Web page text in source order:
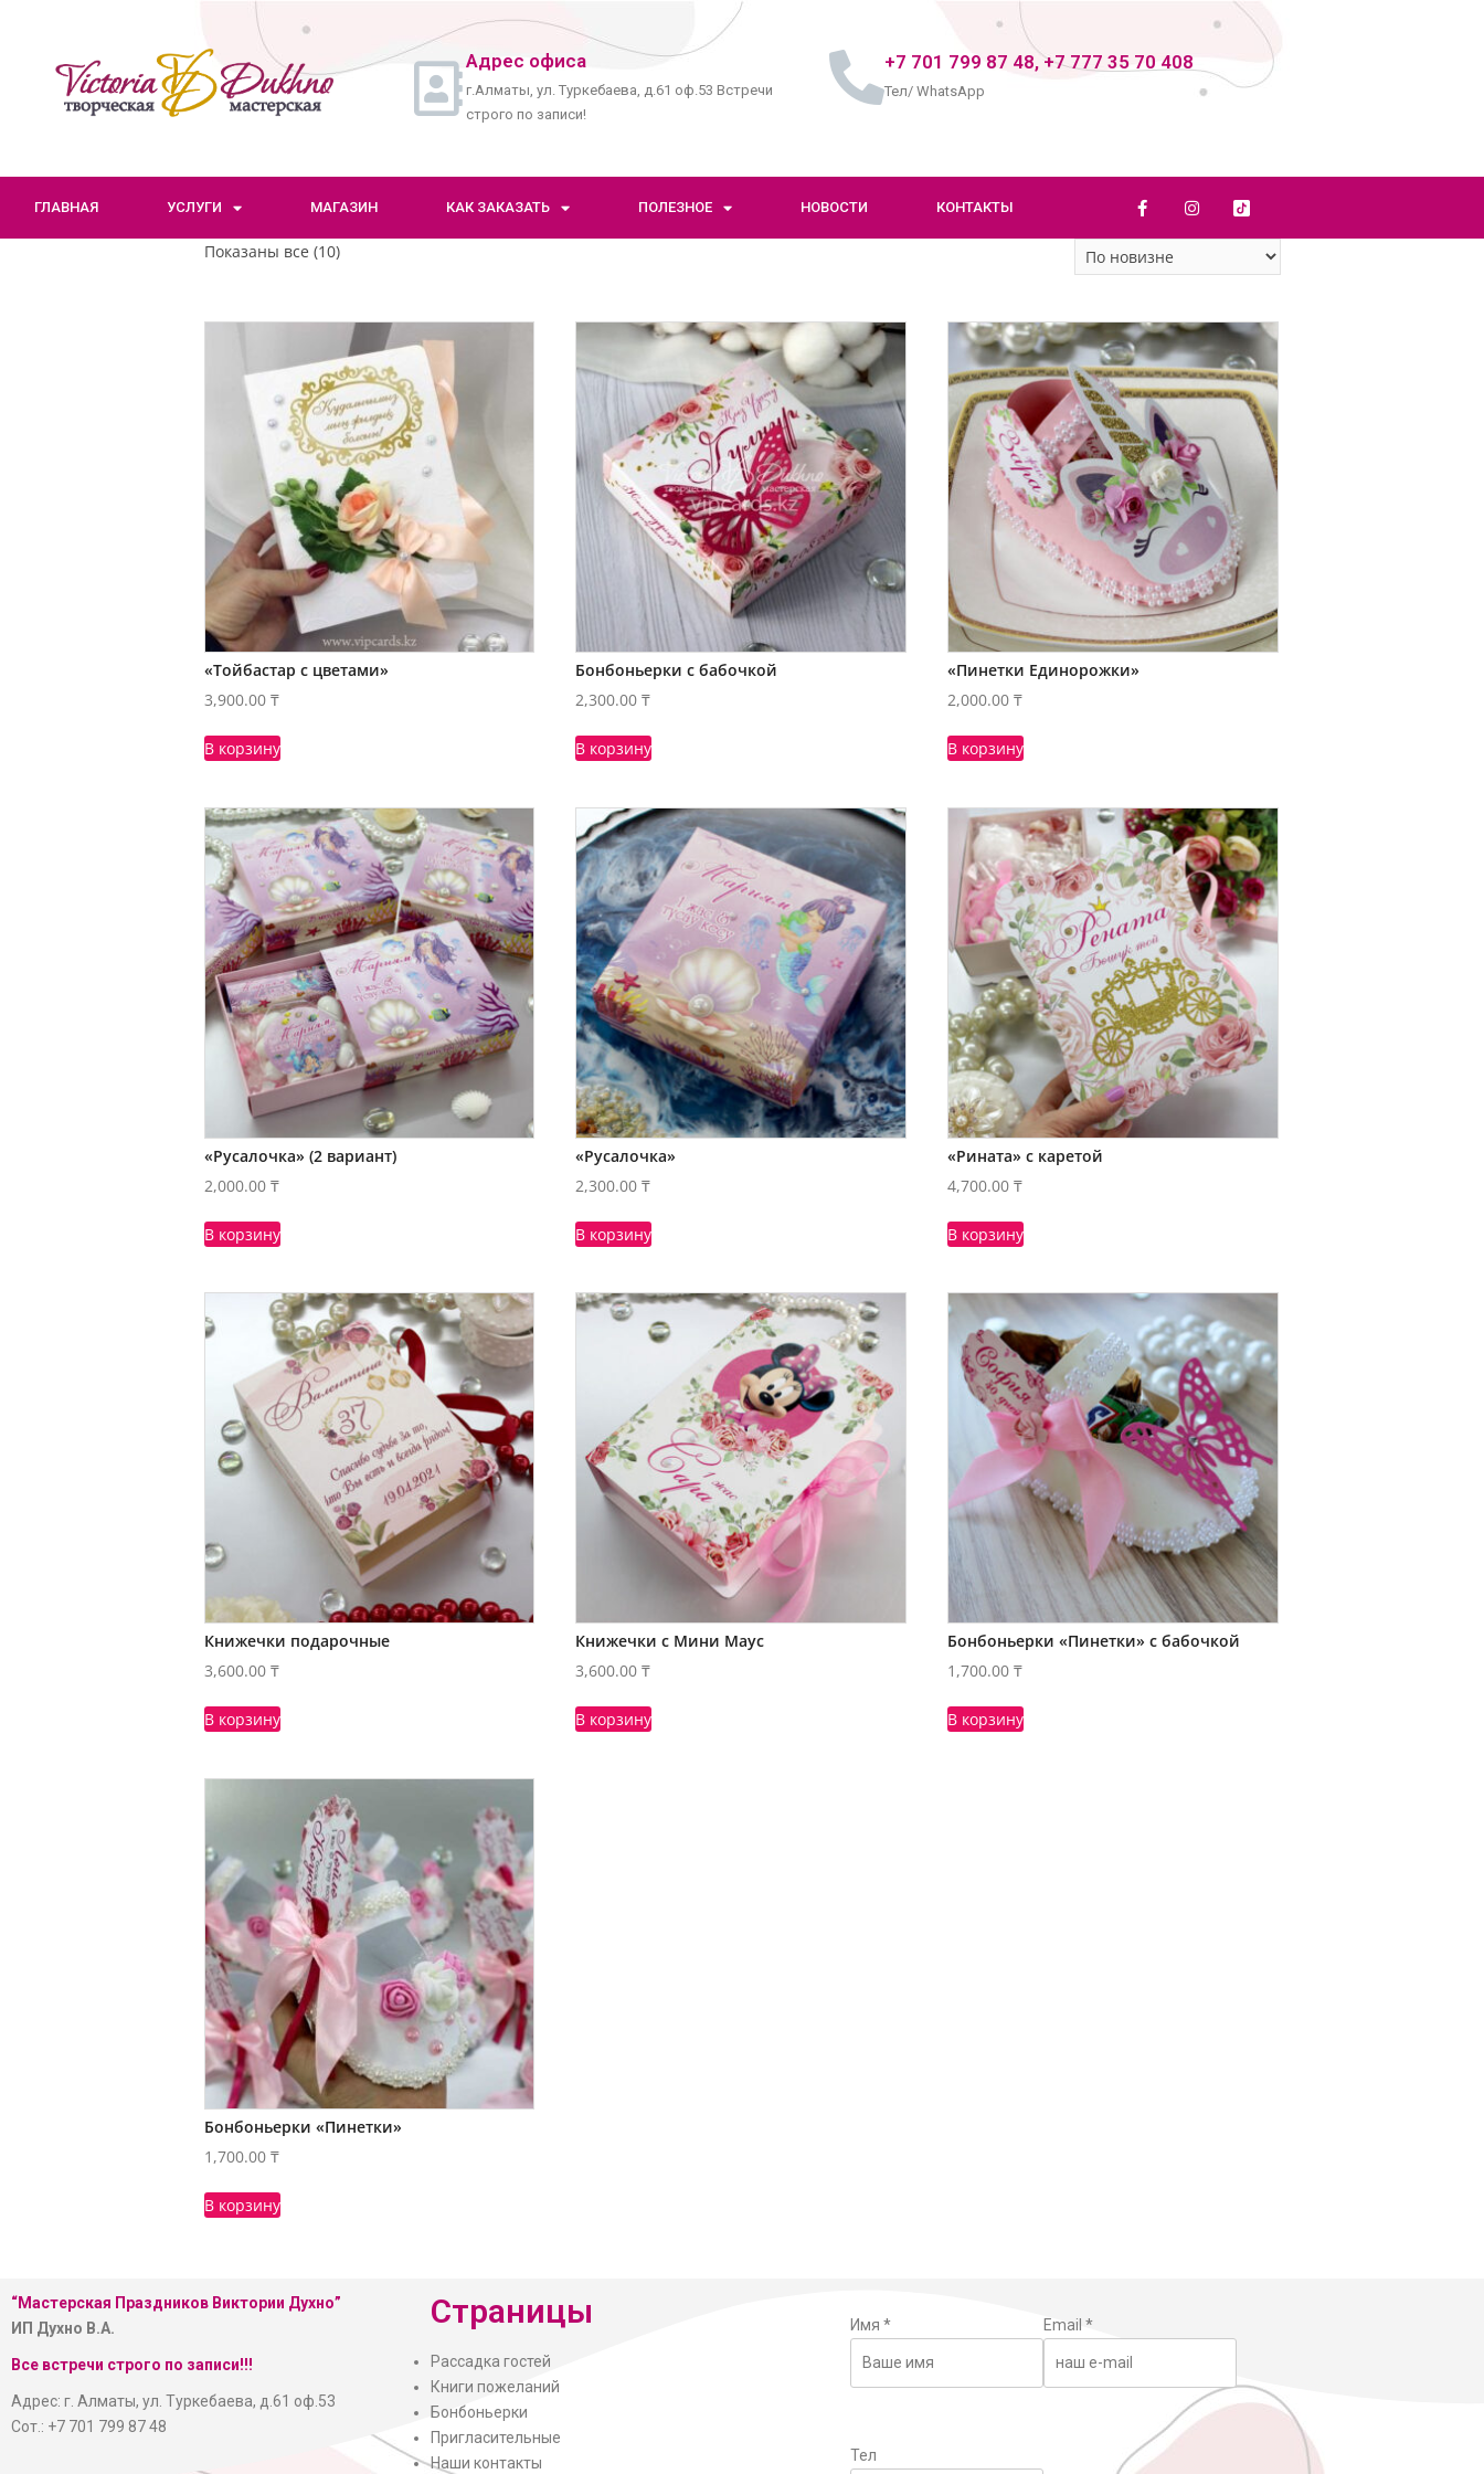
Адрес офиса
г.Алматы, ул. Туркебаева, д.61 оф.53 Встречи
строго по записи!
+7 701 799 87 48, +7 777 35 70 408
Тел/ WhatsApp
ГЛАВНАЯ УСЛУГИ МАГАЗИН КАК ЗАКАЗАТЬ ПОЛЕЗНОЕ НОВОСТИ КОНТАКТЫ
Показаны все (10)
«Тойбастар с цветами»
3,900.00 ₸
В корзину
Бонбоньерки с бабочкой
2,300.00₸
В корзину
«Пинетки Единорожки»
2,000.00₸
В корзину
«Русалочка» (2 вариант)
2,000.00 ₸
В корзину
«Русалочка»
2,300.00₸
В корзину
«Рината» с каретой
4,700.00₸
В корзину
Книжечки подарочные
3,600.00 ₸
В корзину
Книжечки с Мини Маус
3,600.00₸
В корзину
Бонбоньерки «Пинетки» с бабочкой
1,700.00₸
В корзину
Бонбоньерки «Пинетки»
1,700.00 ₸
В корзину
“Мастерская Праздников Виктории Духно”
ИП Духно В.А.
Все встречи строго по записи!!!
Адрес: г. Алматы, ул. Туркебаева, д.61 оф.53
Сот.: +7 701 799 87 48
Страницы
Рассадка гостей
Книги пожеланий
Бонбоньерки
Пригласительные
Наши контакты
Имя * Email *
Тел